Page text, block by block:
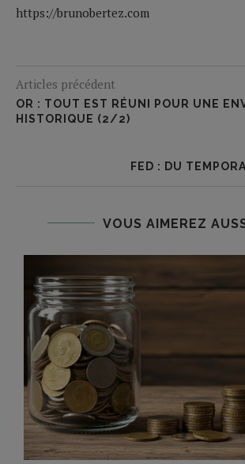
https://brunobertez.com
Articles précédent
OR : TOUT EST RÉUNI POUR UNE
HISTORIQUE (2/2)
FED : DU
VOUS AIMEREZ